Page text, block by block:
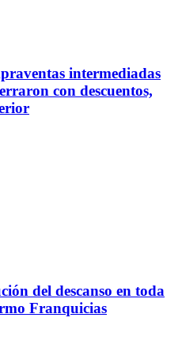
intermediadas
con descuentos,
del descanso en toda
Franquicias